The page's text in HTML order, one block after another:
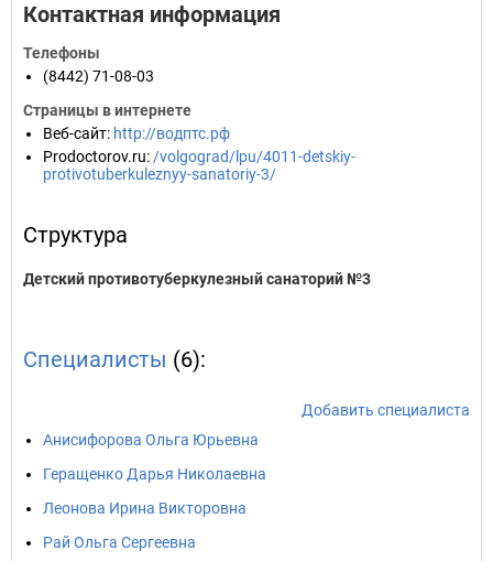
Контактная информация
Телефоны
(8442) 71-08-03
Страницы в интернете
Веб-сайт: http://водптс.рф
Prodoctorov.ru: /volgograd/lpu/4011-detskiy-
protivotuberkuleznyy-sanatoriy-3/
Структура
Детский противотуберкулезный санаторий №3
Специалисты (6):
Добавить специалиста
Анисифорова Ольга Юрьевна
Геращенко Дарья Николаевна
Леонова Ирина Викторовна
Рай Ольга Сергеевна